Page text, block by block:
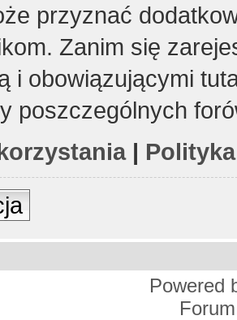
przyznać
Zanim się
i obowiązującymi
poszczególnych
|
Powered